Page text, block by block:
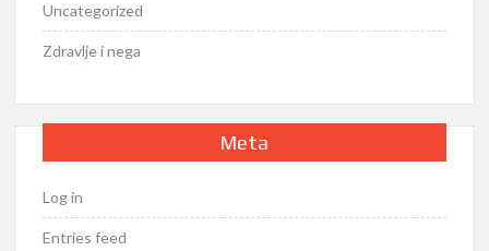
Uncategorized
Zdravlje i nega
Meta
Log in
Entries feed